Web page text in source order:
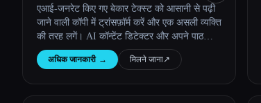
एआई-जनरेट किए गए बेकार टेक्स्ट को आसानी से पढ़ी
जाने वाली कॉपी में ट्रांसफ़ॉर्म करें और एक असली व्यक्ति
की तरह लगें। AI कॉन्टेंट डिटेक्टर और अपने पाठकों
को यकीन दिलाएं कि तुम्हारा टेक्स्ट स्वाभाविक और
मानव-जैसा लगता है।
अधिक जानकारी → मिलने जाना↗︎